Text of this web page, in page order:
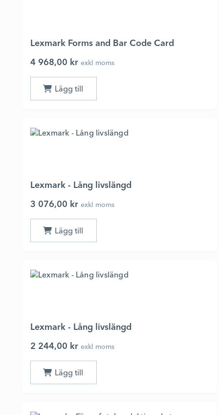
Lexmark Forms and Bar Code Card
4 968,00 kr exkl moms
Lexmark - Lång livslängd
3 076,00 kr exkl moms
Lexmark - Lång livslängd
2 244,00 kr exkl moms